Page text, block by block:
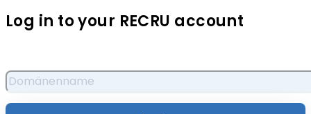
Log in to your RECRU account